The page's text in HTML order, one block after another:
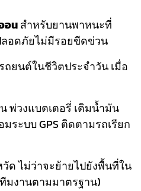
อนสำหรับยานพาหนะที่
อดภัยไม่มีรอยขีดข่วน
ถยนต์ในชีวิตประจำวัน เมื่อ
พ่วงแบตเตอรี่ เติมน้ำมัน
ระบบ GPS ติดตามรถเรียก
ด ไม่ว่าจะย้ายไปยังพื้นที่ใน
มงานตามมาตรฐาน)